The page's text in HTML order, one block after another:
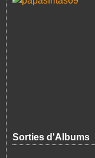
Sorties d'Albums